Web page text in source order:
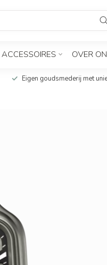
ACCESSOIRES OVER
Eigen goudsmederij met